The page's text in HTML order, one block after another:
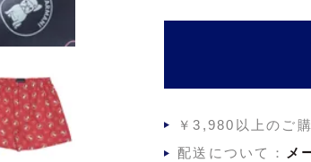
￥3,980以上のご
配送について：
メ